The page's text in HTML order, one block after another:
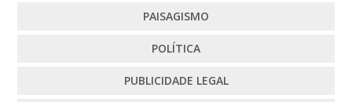
PAISAGISMO
POLÍTICA
PUBLICIDADE LEGAL